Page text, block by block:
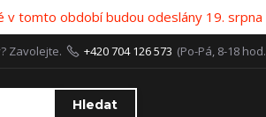
tomto období budou odeslány 19. srpna
Hledat
Zavolejte. +420 704 126 573 (Po-Pá, 8-18